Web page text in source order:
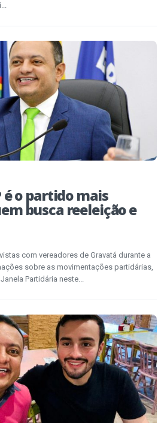
é o partido mais
busca reeleição e
com vereadores de Gravatá durante a
sobre as movimentações partidárias,
Partidária neste...